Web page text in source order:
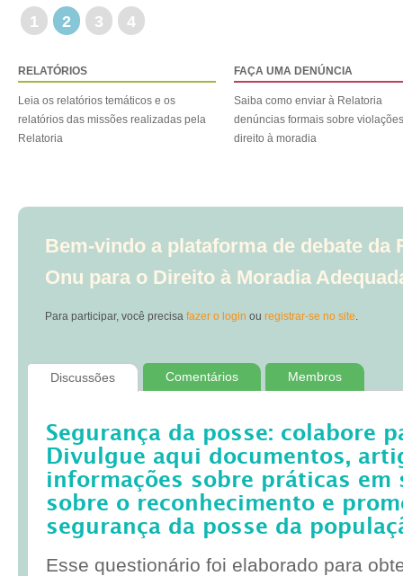
1 2 3 4
RELATÓRIOS
Leia os relatórios temáticos e os
relatórios das missões realizadas pela
Relatoria
FAÇA UMA DENÚNCIA
Saiba como enviar à Relatoria
denúncias formais sobre
direito à moradia
Bem-vindo a plataforma de debate da
Onu para o Direito à Moradia
Para participar, você precisa fazer o login ou registrar-se no site.
Discussões Comentários Membros
Segurança da posse: colabore
Divulgue aqui documentos,
informações sobre práticas em
sobre o reconhecimento e
segurança da posse da
Esse questionário foi elaborado para